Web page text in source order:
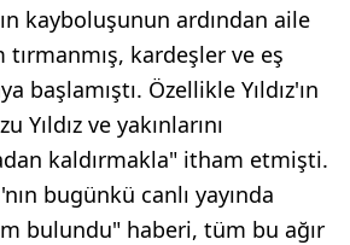
kayboluşunun ardından aile
kardeşler ve eş
başlamıştı. Özellikle Yıldız'ın
Yıldız ve yakınlarını
kaldırmakla" itham etmişti.
bugünkü canlı yayında
bulundu" haberi, tüm bu ağır